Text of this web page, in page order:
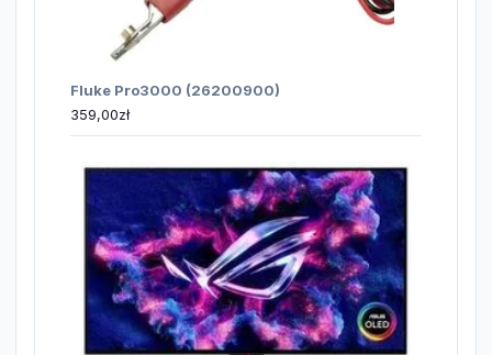
Fluke Pro3000 (26200900)
359,00zł